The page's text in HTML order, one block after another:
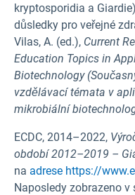
kryptosporidia a
důsledky pro veřejné
Vilas, A. (ed.), Current
Education Topics in
Biotechnology
vzdělávací témata v
mikrobiální
ECDC, 2014–2022,
období 2012–2019 –
na adrese https://
Naposledy zobrazeno v